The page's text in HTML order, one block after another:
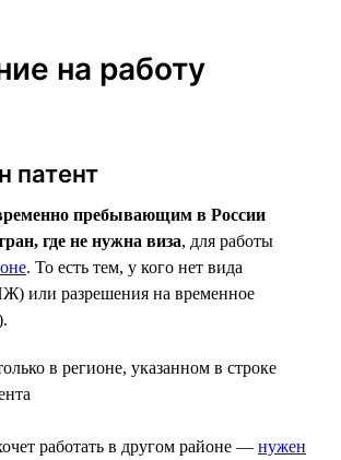
на работу
патент
пребывающим в России
где не нужна виза, для работы
. То есть тем, у кого нет вида
или разрешения на временное
в регионе, указанном в строке
работать в другом районе — нужен